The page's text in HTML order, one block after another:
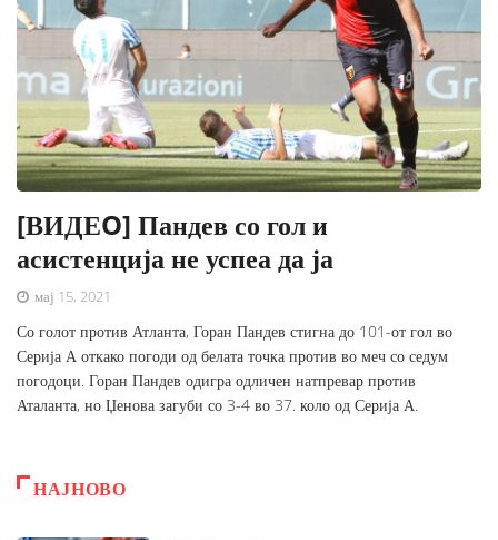
[ВИДЕO] Пандев со гол и
асистенција не успеа да ја
мај 15, 2021
Со голот против Атланта, Горан Пандев стигна до 101-от гол во
Серија А откако погоди од белата точка против во меч со седум
погодоци. Горан Пандев одигра одличен натпревар против
Аталанта, но Џенова загуби со 3-4 во 37. коло од Серија А.
НАЈНОВО